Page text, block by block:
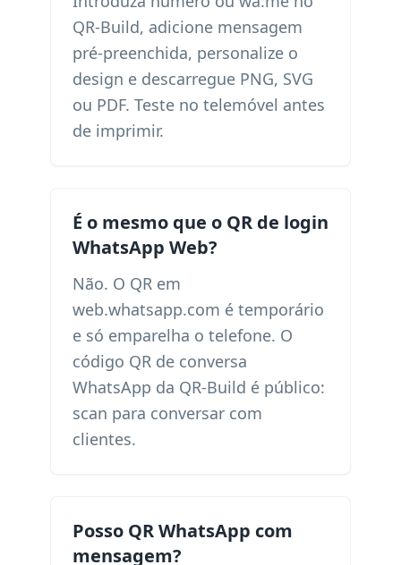
QR-Build, adicione mensagem
pré-preenchida, personalize o
design e descarregue PNG, SVG
ou PDF. Teste no telemóvel antes
de imprimir.
É o mesmo que o QR de login
WhatsApp Web?
Não. O QR em
web.whatsapp.com é temporário
e só emparelha o telefone. O
código QR de conversa
WhatsApp da QR-Build é público:
scan para conversar com
clientes.
Posso QR WhatsApp com
mensagem?